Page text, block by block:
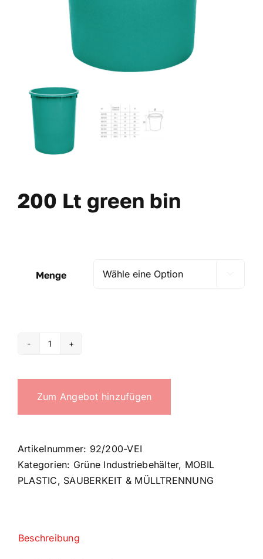
200 Lt green bin
Menge
200
green
bin
Menge
Zum Angebot hinzufügen
Artikelnummer: 92/200-VEI
Kategorien: Grüne Industriebehälter, MOBIL
PLASTIC, SAUBERKEIT & MÜLLTRENNUNG
Beschreibung